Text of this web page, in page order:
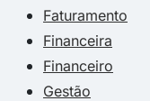
Faturamento
Financeira
Financeiro
Gestão